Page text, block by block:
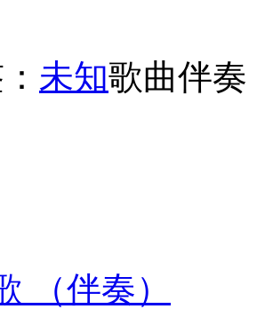
未知歌曲伴
（伴奏）